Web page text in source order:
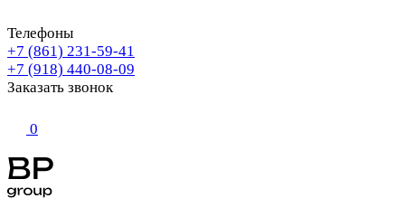
Телефоны
+7 (861) 231-59-41
+7 (918) 440-08-09
Заказать звонок
0